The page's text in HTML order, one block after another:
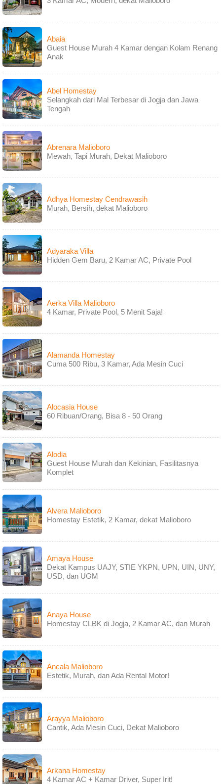
Abaia
Guest House Murah 4 Kamar dengan Kolam Renang
Anak
Abel Homestay
Selangkah dari Mal Terbesar di Jogja dan Jawa
Tengah
Abrenara Malioboro
Mewah, Tapi Murah, Dekat Malioboro
Adhya Homestay Cendrawasih
Murah, Bersih, dekat Malioboro
Adyaraka Villa
Hidden Gem Baru, 2 Kamar AC, Private Pool
Aerka Villa Malioboro
4 Kamar, Private Pool, 5 Menit Saja!
Alamanda Homestay
Cuma 500 Ribu, 3 Kamar, Ada Mesin Cuci
Alocasia House
60 Ribuan/Orang, Bisa 8 - 50 Orang
Alodia
Guest House Murah dan Kekinian, Fasilitasnya
Komplet
Alvera Malioboro
Homestay Estetik, 2 Kamar, dekat Malioboro
Amaya House
Dekat Kampus UAJY, STIE YKPN, UPN, UIN, UNY,
USD, dan UGM
Anaya House
Homestay CLBK di Jogja, 2 Kamar AC, dan Murah
Ancala Malioboro
Estetik, Murah, dan Ada Rental Motor!
Arayya Malioboro
Cantik, Ada Mesin Cuci, Dekat Malioboro
Arkana Homestay
4 Kamar AC + Kamar Driver, Super Irit!